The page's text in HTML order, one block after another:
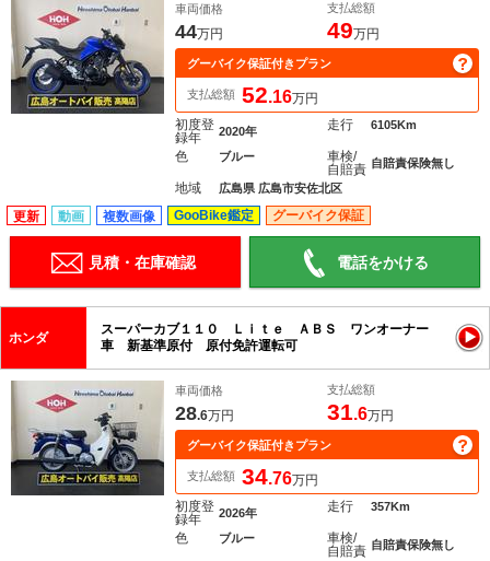
車両価格
44万円
支払総額
49万円
グーバイク保証付きプラン
支払総額 52.16万円
初度登
録年
2020年 走行 6105Km
色 ブルー
車検/
自賠責 自賠責保険無し
地域 広島県 広島市安佐北区
更新 動画 複数画像 GooBike鑑定 グーバイク保証
見積・在庫確認 電話をかける
ホンダ
スーパーカブ１１０ Ｌｉｔｅ ＡＢＳ ワンオーナー
車 新基準原付 原付免許運転可
車両価格
28.6万円
支払総額
31.6万円
グーバイク保証付きプラン
支払総額 34.76万円
初度登
録年
2026年 走行 357Km
色 ブルー
車検/
自賠責 自賠責保険無し